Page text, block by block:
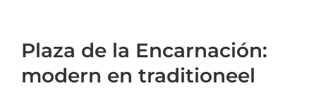
Plaza de la Encarnación:
modern en traditioneel